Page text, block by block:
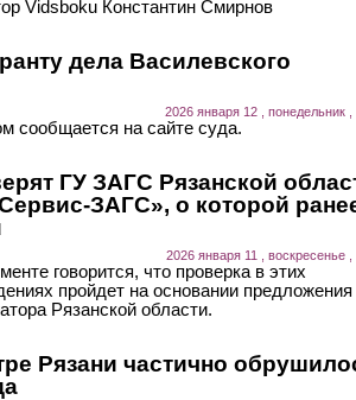
Vidsboku Константин Смирнов
дела Василевского
2026 января 12 , понедельник ,
сообщается на сайте суда.
ГУ ЗАГС Рязанской
ЗАГС», о которой
2026 января 11 , воскресенье ,
говорится, что проверка в этих
пройдет на основании предложения
Рязанской области.
Рязани частично